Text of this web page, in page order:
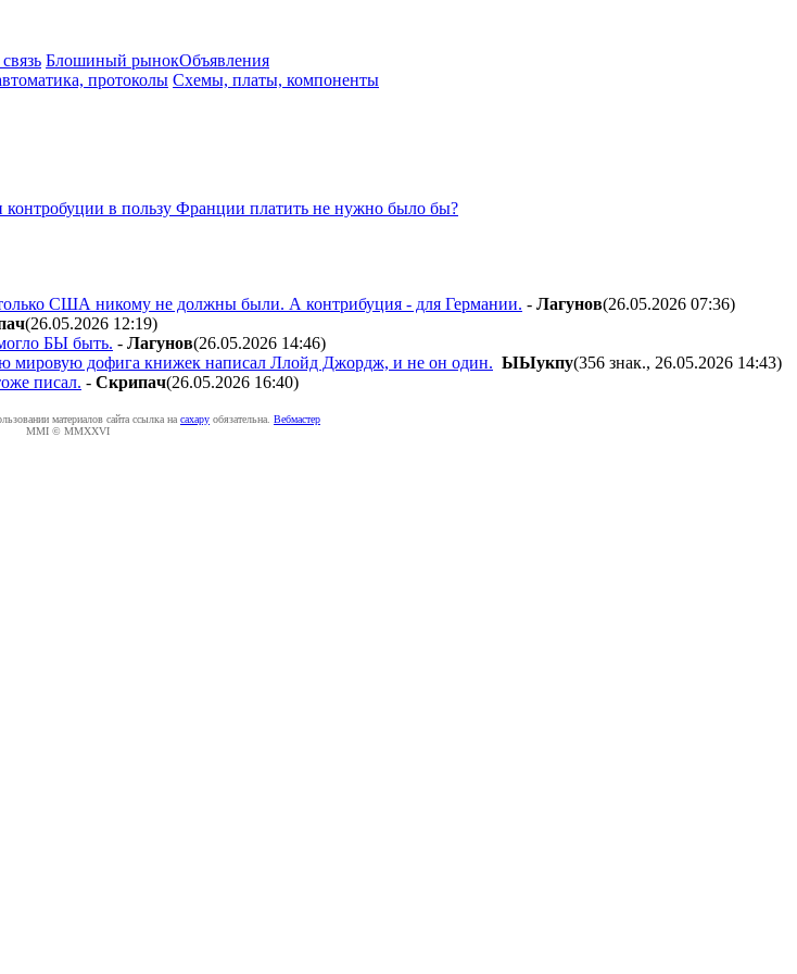
Блошиный рынокОбъявления
протоколы Схемы, платы, компоненты
в пользу Франции платить не нужно было бы?
только США никому не должны были. А контрибуция - для Германии. - Лaгyнoв(26.05.2026 07:36)
(26.05.2026 12:19)
БЫ быть. - Лaгyнoв(26.05.2026 14:46)
мировую дофига книжек написал Ллойд Джордж, и не он один. ЫЫyкпy(356 знак., 26.05.2026 14:43)
писал. - Cкpипaч(26.05.2026 16:40)
материалов сайта ссылка на caxapу обязательна. Вебмастер
MMI © MMXXVI